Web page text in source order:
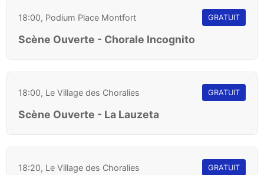
18:00, Podium Place Montfort GRATUIT
Scène Ouverte - Chorale Incognito
18:00, Le Village des Choralies GRATUIT
Scène Ouverte - La Lauzeta
18:20, Le Village des Choralies GRATUIT